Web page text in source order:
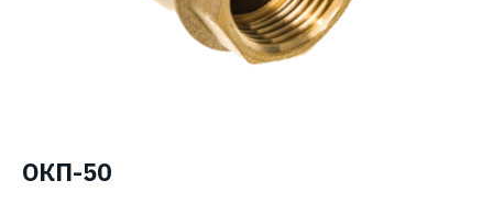
ОКП-50